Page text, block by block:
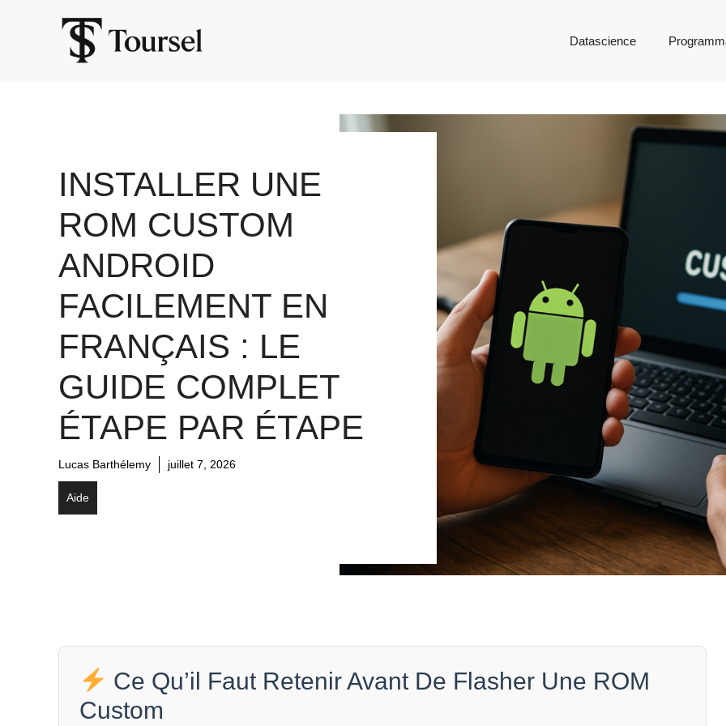
Datascience
INSTALLER UNE
ROM CUSTOM
ANDROID
FACILEMENT EN
FRANÇAIS : LE
GUIDE COMPLET
ÉTAPE PAR ÉTAPE
Lucas Barthélemy juillet 7, 2026
Aide
Ce Qu’il Faut Retenir Avant De Flasher Une ROM
Custom